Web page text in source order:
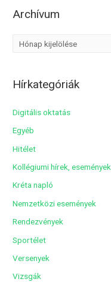
Archívum
h
m
Hírkategóriák
Digitális oktatás
Egyéb
Hitélet
Kollégiumi hírek, események
Kréta napló
Nemzetközi események
Rendezvények
Sportélet
Versenyek
Vizsgák